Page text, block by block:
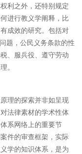
利之外，还特别规定
进行教义学阐释，比
成效的研究。包括对
题，公民义务条款的性
、服兵役、遵守劳动
。
理的探索并非如呈现
法律素材的学术性体
系网络上的重要节
件的审查框架，实际
学的知识体系，是为